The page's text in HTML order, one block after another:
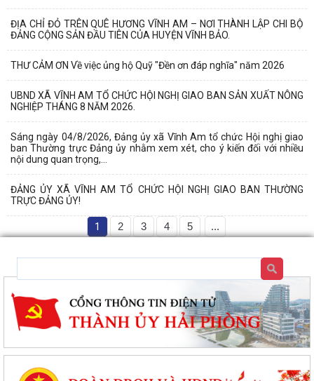
ĐỊA CHỈ ĐỎ TRÊN QUÊ HƯƠNG VĨNH AM – NƠI THÀNH LẬP CHI BỘ
ĐẢNG CỘNG SẢN ĐẦU TIÊN CỦA HUYỆN VĨNH BẢO.
THƯ CẢM ƠN Về việc ủng hộ Quỹ "Đền ơn đáp nghĩa" năm 2026
UBND XÃ VĨNH AM TỔ CHỨC HỘI NGHỊ GIAO BAN SẢN XUẤT NÔNG
NGHIỆP THÁNG 8 NĂM 2026.
Sáng ngày 04/8/2026, Đảng ủy xã Vĩnh Am tổ chức Hội nghị giao
ban Thường trực Đảng ủy nhằm xem xét, cho ý kiến đối với nhiều
nội dung quan trọng,...
ĐẢNG ỦY XÃ VĨNH AM TỔ CHỨC HỘI NGHỊ GIAO BAN THƯỜNG
TRỰC ĐẢNG ỦY!
1 2 3 4 5 ...